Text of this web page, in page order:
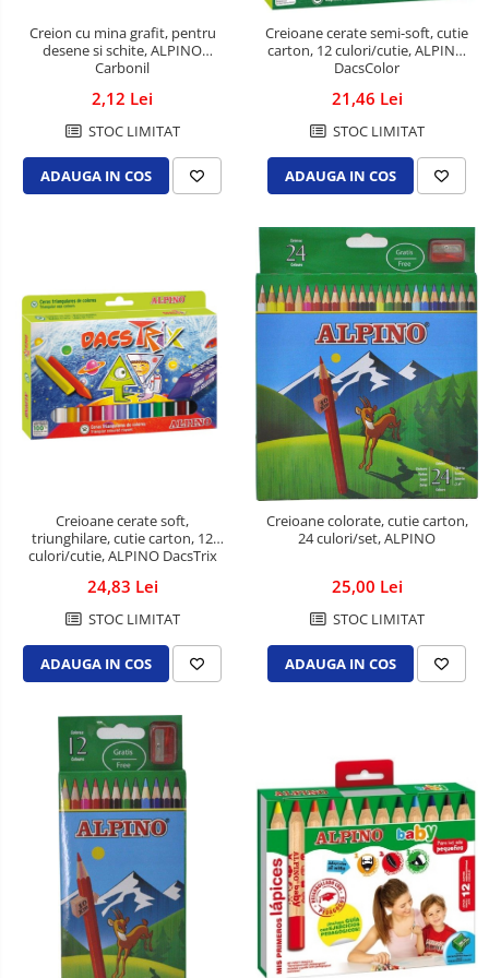
Spray-uri mobila
Creion cu mina grafit, pentru
desene si schite, ALPINO
Carbonil
2,12 Lei
STOC LIMITAT
ADAUGA IN COS
Creioane cerate semi-soft, cutie
carton, 12 culori/cutie, ALPINO
DacsColor
21,46 Lei
STOC LIMITAT
ADAUGA IN COS
Creioane cerate soft,
triunghilare, cutie carton, 12
culori/cutie, ALPINO DacsTrix
24,83 Lei
STOC LIMITAT
ADAUGA IN COS
Creioane colorate, cutie carton,
24 culori/set, ALPINO
25,00 Lei
STOC LIMITAT
ADAUGA IN COS